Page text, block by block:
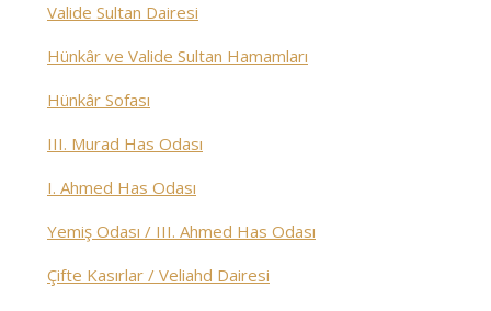
Valide Sultan Dairesi
Hünkâr ve Valide Sultan Hamamları
Hünkâr Sofası
III. Murad Has Odası
I. Ahmed Has Odası
Yemiş Odası / III. Ahmed Has Odası
Çifte Kasırlar / Veliahd Dairesi